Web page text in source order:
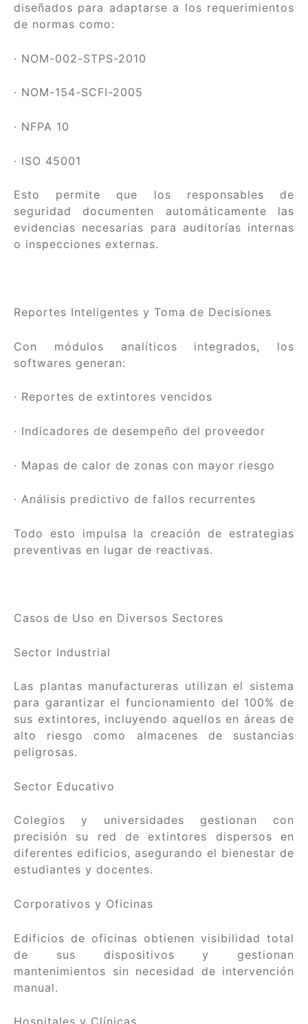
diseñados para adaptarse a los requerimientos
de normas como:
· NOM-002-STPS-2010
· NOM-154-SCFI-2005
· NFPA 10
· ISO 45001
Esto permite que los responsables de
seguridad documenten automáticamente las
evidencias necesarias para auditorías internas
o inspecciones externas.
Reportes Inteligentes y Toma de Decisiones
Con módulos analíticos integrados, los
softwares generan:
· Reportes de extintores vencidos
· Indicadores de desempeño del proveedor
· Mapas de calor de zonas con mayor riesgo
· Análisis predictivo de fallos recurrentes
Todo esto impulsa la creación de estrategias
preventivas en lugar de reactivas.
Casos de Uso en Diversos Sectores
Sector Industrial
Las plantas manufactureras utilizan el sistema
para garantizar el funcionamiento del 100% de
sus extintores, incluyendo aquellos en áreas de
alto riesgo como almacenes de sustancias
peligrosas.
Sector Educativo
Colegios y universidades gestionan con
precisión su red de extintores dispersos en
diferentes edificios, asegurando el bienestar de
estudiantes y docentes.
Corporativos y Oficinas
Edificios de oficinas obtienen visibilidad total
de sus dispositivos y gestionan
mantenimientos sin necesidad de intervención
manual.